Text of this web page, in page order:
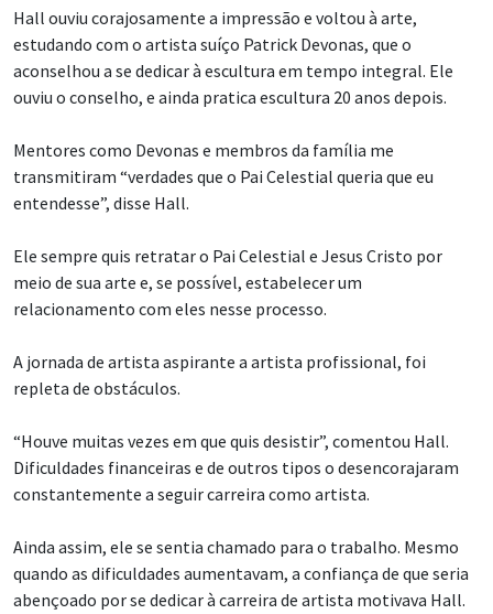
Hall ouviu corajosamente a impressão e voltou à arte,
estudando com o artista suíço Patrick Devonas, que o
aconselhou a se dedicar à escultura em tempo integral. Ele
ouviu o conselho, e ainda pratica escultura 20 anos depois.
Mentores como Devonas e membros da família me
transmitiram “verdades que o Pai Celestial queria que eu
entendesse”, disse Hall.
Ele sempre quis retratar o Pai Celestial e Jesus Cristo por
meio de sua arte e, se possível, estabelecer um
relacionamento com eles nesse processo.
A jornada de artista aspirante a artista profissional, foi
repleta de obstáculos.
“Houve muitas vezes em que quis desistir”, comentou Hall.
Dificuldades financeiras e de outros tipos o desencorajaram
constantemente a seguir carreira como artista.
Ainda assim, ele se sentia chamado para o trabalho. Mesmo
quando as dificuldades aumentavam, a confiança de que seria
abençoado por se dedicar à carreira de artista motivava Hall.